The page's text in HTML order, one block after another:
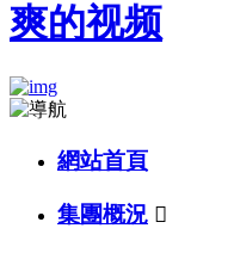
爽的视频
網站首頁
集團概況 